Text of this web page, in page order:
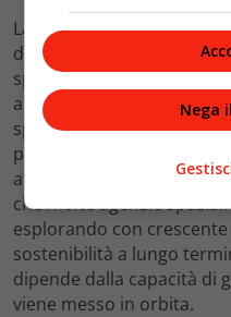
La capacità di
difficoltà è quindi una
specifico di Swift. Se la
aprirà la strada a una
spaziali: il recupero
prolungamento della vita
attraverso interventi
che molte agenzie
esplorando con
sostenibilità a lungo
dipende dalla capacità di
viene messo in orbita.
Nega